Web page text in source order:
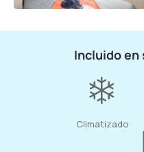
Incluido en
Climatizado